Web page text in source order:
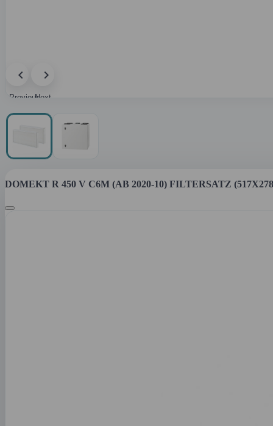
PreviousNext
DOMEKT R 450 V C6M (AB 2020-10) FILTERSATZ